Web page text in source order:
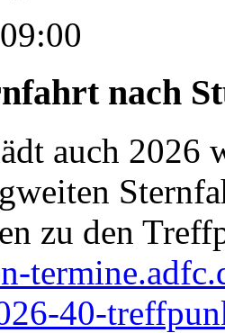
nach
auch 2026
zu den
40-